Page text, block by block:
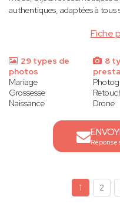
Fiche
authentiques, adaptées à
29 types de
photos
Mariage
Grossesse
Naissance
8
Drone
Réponse
1 2